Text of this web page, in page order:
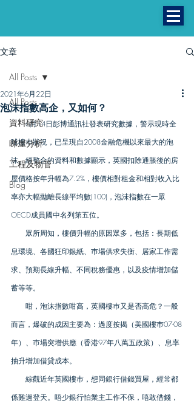
文章
All Posts
資料研究
睇屋分析
工程及物管
Blog
All Posts
泡沫指數高企，又如何？
2021年6月22日
6月14日彭博通訊社發表研究數據，警示現時全
球樓巿狀況，已呈現自2008金融危機以來最大的泡
沫。經整合的資料和數據顯示，英國扣除通脹後的房
屋價格按年升幅為7.2%，樓價相對租金和相對收入比
率亦大幅拋離長線平均數(100)，泡沬指數在一眾
OECD成員國中名列第五位。
眾所周知，樓價升幅的原因眾多，包括：長期低
息環境、各國狂印銀紙、巿場供求失衡、居家工作需
求、預期長線升幅、不同稅務優惠，以及疫情增加儲
蓄等等。
咁，泡沫指數咁高，英國樓巿又是否高危？一般
而言，爆破的成因主要為：過度按揭（美國樓巿07-08
年）、巿場突增供應（香港97年八萬五政策）、息率
抽升增加借貸成本。
綜觀近年英國樓巿，想同銀行借錢買屋，經常都
係難過登天。唔少銀行怕業主工作不保，唔敢借錢，